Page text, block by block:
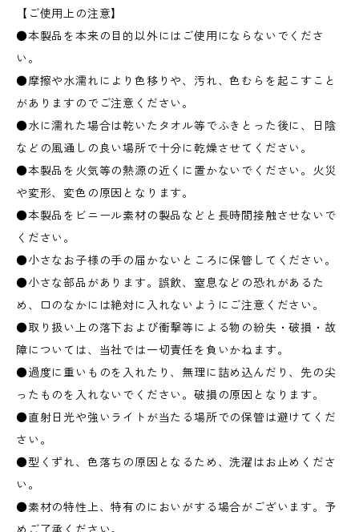
【ご使用上の注意】
●本製品を本来の目的以外にはご使用にならないでくださ
い。
●摩擦や水濡れにより色移りや、汚れ、色むらを起こすこと
がありますのでご注意ください。
●水に濡れた場合は乾いたタオル等でふきとった後に、日陰
などの風通しの良い場所で十分に乾燥させてください。
●本製品を火気等の熱源の近くに置かないでください。火災
や変形、変色の原因となります。
●本製品をビニール素材の製品などと長時間接触させないで
ください。
●小さなお子様の手の届かないところに保管してください。
●小さな部品があります。誤飲、窒息などの恐れがあるた
め、口のなかには絶対に入れないようにご注意ください。
●取り扱い上の落下および衝撃等による物の紛失・破損・故
障については、当社では一切責任を負いかねます。
●過度に重いものを入れたり、無理に詰め込んだり、先の尖
ったものを入れないでください。破損の原因となります。
●直射日光や強いライトが当たる場所での保管は避けてくだ
さい。
●型くずれ、色落ちの原因となるため、洗濯はお止めくださ
い。
●素材の特性上、特有のにおいがする場合がございます。予